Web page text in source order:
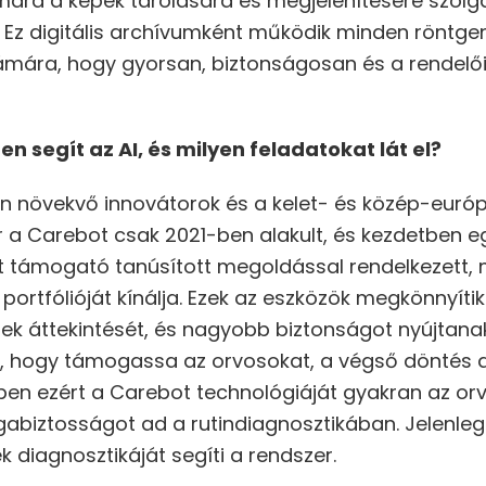
Ez digitális archívumként működik minden
hogy gyorsan, biztonságosan és a
segít az AI, és milyen feladatokat lát el?
növekvő innovátorok és a kelet- és közép-
Carebot csak 2021-ben alakult, és kezdetben
támogató tanúsított megoldással rendelkezett,
kínálja. Ezek az eszközök
áttekintését, és nagyobb biztonságot
hogy támogassa az orvosokat, a végső döntés
ezért a Carebot technológiáját gyakran az
ad a rutindiagnosztikában.
diagnosztikáját segíti a rendszer.